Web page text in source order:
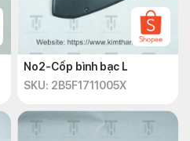
No2-Cốp bình bạc L
SKU: 2B5F1711005X